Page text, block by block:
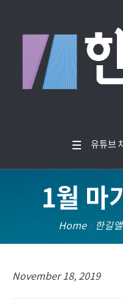
유튜브
1월 마
Home /한길
November 18, 2019